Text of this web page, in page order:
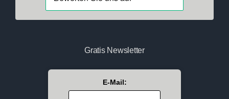
Gratis Newsletter
E-Mail: